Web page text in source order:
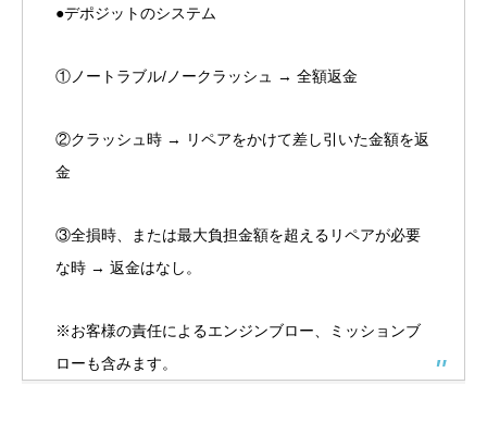
●デポジットのシステム
①ノートラブル/ノークラッシュ → 全額返金
②クラッシュ時 → リペアをかけて差し引いた金額を返
金
③全損時、または最大負担金額を超えるリペアが必要
な時 → 返金はなし。
※お客様の責任によるエンジンブロー、ミッションブ
ローも含みます。